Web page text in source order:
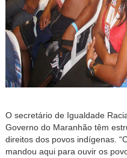
O secretário de Igualdade
Governo do Maranhão têm
direitos dos povos indígenas.
mandou aqui para ouvir os